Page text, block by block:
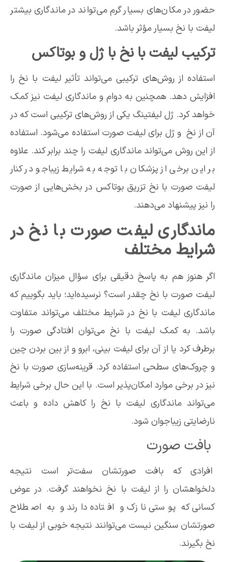
حضور در مکان‌های بسیار گرم می‌تواند در ماندگاری بیشتر
لیفت با نخ بسیار مؤثر باشد.
ترکیب لیفت با نخ با ژل و بوتاکس
استفاده از روش‌های ترکیبی می‌تواند تأثیر لیفت با نخ را
افزایش دهد. همچنین به دوام و ماندگاری لیفت نیز کمک
خواهد کرد. ژل لیفتینگ یکی از روش‌های ترکیبی است که در
‌آن از نخ و ژل برای لیفت صورت استفاده می‌شود. استفاده
از این روش می‌تواند ماندگاری لیفت را چند برابر کند. علاوه
بر این برخی از پزشکان با توجه به شرایط زیباجو در کنار
لیفت صورت با نخ تزریق بوتاکس در بخش‌هایی از صورت
را نیز پیشنهاد می‌دهند.
ماندگاری لیفت صورت با نخ در
شرایط مختلف
اگر هنوز هم به پاسخ دقیقی برای سؤال میزان ماندگاری
لیفت صورت با نخ چقدر است؟ نرسیده‌اید؛ باید بگوییم که
ماندگاری لیفت با نخ در شرایط مختلف می‌تواند متفاوت
باشد. به کمک لیفت با نخ می‌توان افتادگی صورت را
برطرف کرد یا از آن برای لیفت بینی، ابرو و از بین بردن چین
و چروک‌های سطحی استفاده کرد. قرینه‌سازی صورت با نخ
نیز در برخی موارد امکان‌پذیر است. با این حال برخی شرایط
می‌تواند ماندگاری لیفت با نخ را کاهش داده و باعث
نارضایتی زیباجوان شود.
بافت صورت
افرادی که بافت صورتشان سفت‌تر است نتیجه
دلخواهشان را از لیفت با نخ نخواهند گرفت. در عوض
کسانی که پوستی نازک و افتاده دارند و به اصطلاح
صورتشان سنگین نیست می‌توانند نتیجه خوبی از لیفت با
نخ بگیرند.